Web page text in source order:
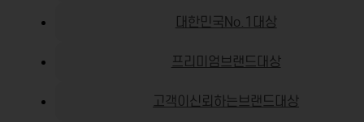
대한민국No.1대상
프리미엄브랜드대상
고객이신뢰하는브랜드대상